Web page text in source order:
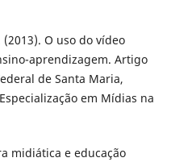
(2013). O uso do vídeo
aprendizagem. Artigo
de Santa Maria,
em Mídias na
midiática e educação